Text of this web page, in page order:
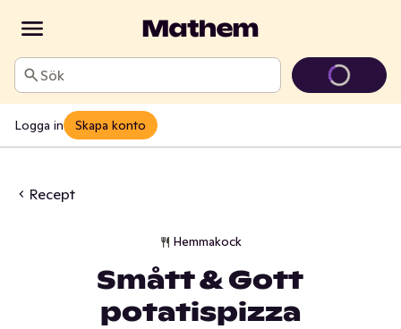
Sök
Logga in Skapa konto
Recept
Hemmakock
Smått & Gott
potatispizza